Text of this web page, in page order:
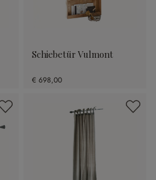
Schiebetür Vulmont
€ 698,00